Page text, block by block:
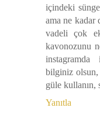
içindeki
ama ne kadar
vadeli çok
kavonozunu
bilginiz
güle
Yanıtla